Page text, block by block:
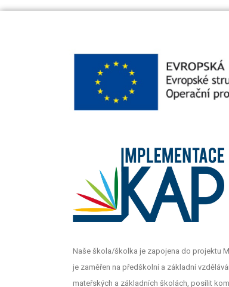
Naše škola/školka je zapojena do projektu
je zaměřen na předškolní a základní
mateřských a základních školách, posílit